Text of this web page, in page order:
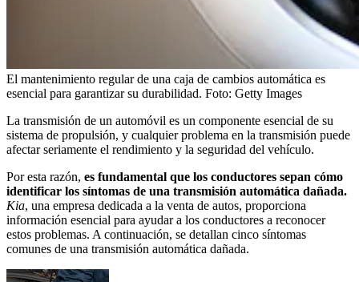
El mantenimiento regular de una caja de cambios automática es
esencial para garantizar su durabilidad. Foto: Getty Images
La transmisión de un automóvil es un componente esencial de su
sistema de propulsión, y cualquier problema en la transmisión puede
afectar seriamente el rendimiento y la seguridad del vehículo.
Por esta razón, es fundamental que los conductores sepan cómo
identificar los síntomas de una transmisión automática dañada.
Kia, una empresa dedicada a la venta de autos, proporciona
información esencial para ayudar a los conductores a reconocer
estos problemas. A continuación, se detallan cinco síntomas
comunes de una transmisión automática dañada.